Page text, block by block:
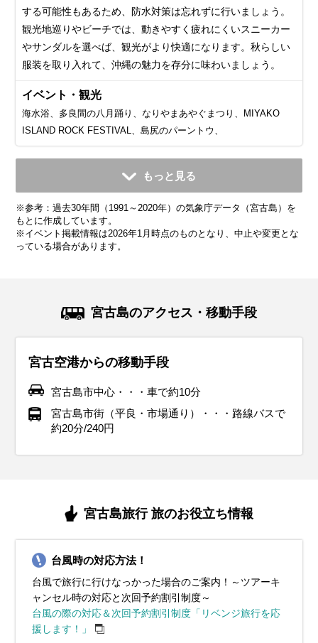
する可能性もあるため、防水対策は忘れずに行いましょう。
観光地巡りやビーチでは、動きやすく疲れにくいスニーカー
やサンダルを選べば、観光がより快適になります。秋らしい
服装を取り入れて、沖縄の魅力を存分に味わいましょう。
イベント・観光
海水浴、多良間の八月踊り、なりやまあやぐまつり、MIYAKO
ISLAND ROCK FESTIVAL、島尻のパーントウ、
11月
平均気温・降水量
23.1℃ 139.8mm
気候・服装
11月の沖縄は秋が深まり、平均気温は約23℃と快適な日が多
軽めのジャケットやストールを持参しておくと便利です。こ
の時期は湿度が下がり過ごしやすいですが、海辺では風が強
い日もあるため、風を防ぐ素材のアウターが役立ちます。観
光地を巡る際には、動きやすいスニーカーや防滑性のある靴
を選ぶと安心です。
ゲンビリア（花）
12月
平均気温・降水量
20.0℃ 147.2mm
気候・服装
12月の沖縄は冬を迎えますが、平均気温は約20℃で、日本本
朝晩は15℃前後まで冷え込むこともあるため、防寒対策を意
識しましょう。観光地巡りでは動きやすいスニーカーが最適
で、海風の強い場所を訪れる場合は風を通しにくい素材の服
がおすすめです。また、クリスマスイルミネーションや年末
イベントが盛り上がる時期なので、華やかな服装を取り入れ
ると気分が高まります。温暖な沖縄の冬を快適な服装で満喫
イルミネーション、クイチャーフェスティバル、うえのドイツ文
化村イルミネーション、ブーゲンビリア（花）、
1月
平均気温・降水量
18.3℃ 138.8mm
気候・服装
1月の沖縄は冬にあたりますが、平均気温は約17℃と日本本
いジャケットやウィンドブレーカーを用意しておくと安心で
す。風が強い日もあるので、風を通しにくい素材の服が便利
です。観光では歩きやすいスニーカーを選び、防水性がある
ものを用意しておくと突然の雨にも対応できます。沖縄特有
の温暖な気候を活かした服装を選びましょう。
2月
平均気温・降水量
18.6℃ 119.8mm
気候・服装
2月の沖縄も引き続き穏やかな冬の気候が続きます。平均気
ールを持参すると便利です。観光地では屋外を歩く時間が長
くなることがあるため、動きやすい服装と防風対策が重要で
す。また、雨が降る日もあるので、折りたたみ傘やレインシ
ューズを用意しておくと安心です。沖縄ならではの自然や文
化を楽しむために、軽やかで機能的な服装を心がけましょ
う。
3月
平均気温・降水量
20.1℃ 138.7mm
気候・服装
3月の沖縄は春の訪れを感じる時期で、平均気温は20℃近く
です。朝晩は少し冷えることもあるので、重ね着で調整でき
る服装が快適です。観光地やアクティビティでは、軽量で通
気性の良いスニーカーが役立ちます。沖縄特有の湿気が増し
てくるため、速乾性のある素材の服を選ぶと快適に過ごせま
す。春らしい明るい色の服装で、観光をより楽しく演出しま
しょう。
4月
平均気温・降水量
22.5℃ 148.7mm
気候・服装
4月の沖縄は春本番で、平均気温は22℃前後と過ごしやすい
薄手のカーディガンやジャケットを持ち歩くと便利です。海
辺を訪れる場合は、風が冷たく感じられることもあるので、
風を防ぐ上着を準備してください。紫外線対策として帽子や
サングラスを活用し、日焼け止めも忘れずに持参しましょ
う。動きやすく爽やかな服装で、春の沖縄を楽しみましょ
う。
5月
平均気温・降水量
25.0℃ 222.3mm
気候・服装
5月の沖縄は初夏を迎え、平均気温は25℃を超える日もあり
ため、薄手のカーディガンやシャツを携帯しておくと便利で
す。湿度が高くなり始めるため、通気性の良い素材の服を選
ぶのがポイントです。5月は紫外線が強くなるため、帽子や
サングラス、日焼け止めで紫外線対策をしましょう。観光地
やアクティビティを思い切り楽しむために、機能的な服装を
心がけましょう。
祭）、ビーチバレー宮古島大会、パッションフルーツ（旬）
6月
平均気温・降水量
27.7℃ 194.7mm
気候・服装
6月の沖縄は梅雨の時期にあたり、湿度が高く雨の日が多い
軽量で速乾性のある素材の服を選び、湿気にも対応できるス
タイルがおすすめです。折りたたみ傘やレインコートを持参
し、防水性のあるスニーカーやサンダルを用意してくださ
い。また、エアコンが効いている室内では肌寒く感じること
があるため、薄手のカーディガンやストールを携帯すると便
利です。梅雨の湿気を乗り切るために、涼しく動きやすい服
海水浴、慰霊の日、サガリバナ（花）、パッションフルーツ
（旬）
7月
平均気温・降水量
28.9℃ 151.6mm
気候・服装
7月の沖縄は梅雨が明け、夏本番の暑さを迎えます。平均気
スリーブシャツ、ショートパンツやスカートを選び、涼しく
快適な服装を心がけましょう。帽子やサングラス、日焼け止
めを必ず用意し、特にビーチを訪れる際はラッシュガードを
着用すると便利です。また、長時間外を歩く場合は、通気性
の良いスニーカーやサンダルで足元をしっかりサポートして
ください。こまめな水分補給と暑さ対策を忘れずに、夏の沖
海水浴、宮古島夏まつり、サガリバナ（花）、ハイビスカス
（花）、マンゴー（旬）、ドラゴンフルーツ（旬）、パイナップ
ル（旬）
もっと見る
※参考：過去30年間（1991～2020年）の気象庁データ（宮古島）を
もとに作成しています。
※イベント掲載情報は2026年1月時点のものとなり、中止や変更とな
っている場合があります。
宮古島のアクセス・移動手段
宮古空港からの移動手段
宮古島市中心・・・車で約10分
宮古島市街（平良・市場通り）・・・路線バスで
約20分/240円
宮古島旅行 旅のお役立ち情報
台風時の対応方法！
台風で旅行に行けなっかった場合のご案内！～ツアーキ
ャンセル時の対応と次回予約割引制度～
台風の際の対応＆次回予約割引制度「リベンジ旅行を応
援します！」